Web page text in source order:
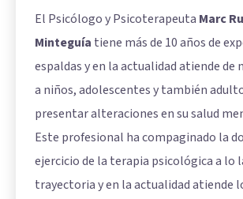
El Psicólogo y Psicoterapeuta Marc
Minteguía tiene más de 10 años de
espaldas y en la actualidad atiende de
a niños, adolescentes y también
presentar alteraciones en su salud
Este profesional ha compaginado la
ejercicio de la terapia psicológica a lo
trayectoria y en la actualidad atiende